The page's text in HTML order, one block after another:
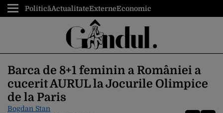
PoliticăActualitateExterneEconomic
Barca de 8+1 feminin a României a
cucerit AURUL la Jocurile Olimpice
de la Paris
Bogdan Stan